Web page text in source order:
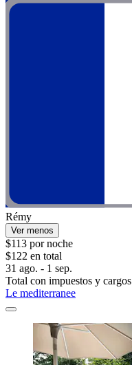
Rémy
Ver menos
$113 por noche
$122 en total
31 ago. - 1 sep.
Total con impuestos y cargos
Le mediterranee